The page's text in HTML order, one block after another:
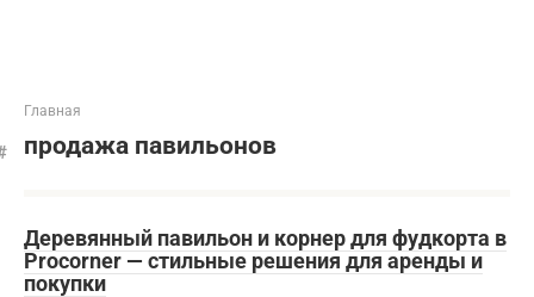
Главная
продажа павильонов
Деревянный павильон и корнер для фудкорта в
Procorner — стильные решения для аренды и
покупки